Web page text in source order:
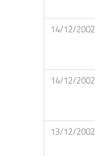
14/12/2002
14/12/2002
13/12/2002